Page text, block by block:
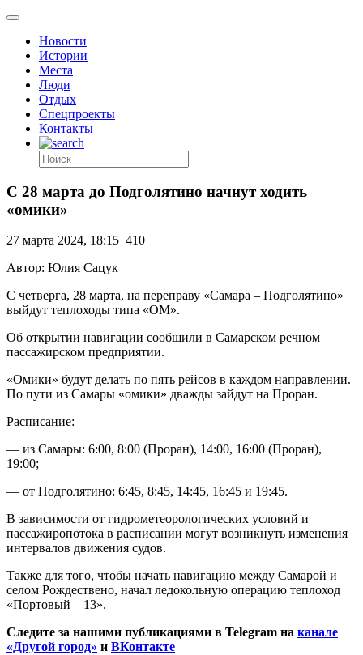
Новости
Истории
Места
Люди
Отдых
Спецпроекты
Контакты
С 28 марта до Подголятино начнут ходить
«омики»
27 марта 2024, 18:15 410
Автор: Юлия Сацук
С четверга, 28 марта, на переправу «Самара – Подголятино»
выйдут теплоходы типа «ОМ».
Об открытии навигации сообщили в Самарском речном
пассажирском предприятии.
«Омики» будут делать по пять рейсов в каждом направлении.
По пути из Самары «омики» дважды зайдут на Проран.
Расписание:
— из Самары: 6:00, 8:00 (Проран), 14:00, 16:00 (Проран),
19:00;
— от Подголятино: 6:45, 8:45, 14:45, 16:45 и 19:45.
В зависимости от гидрометеорологических условий и
пассажиропотока в расписании могут возникнуть изменения
интервалов движения судов.
Также для того, чтобы начать навигацию между Самарой и
селом Рождествено, начал ледокольную операцию теплоход
«Портовый – 13».
Следите за нашими публикациями в Telegram на канале
«Другой город» и ВКонтакте